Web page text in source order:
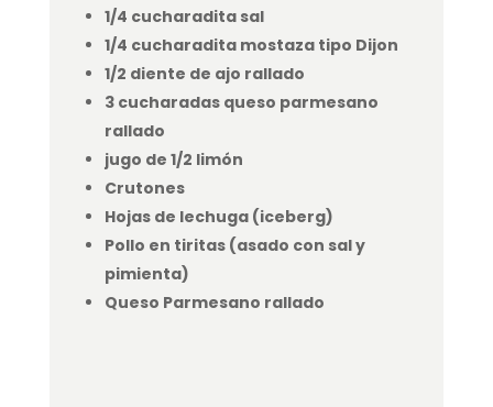
1/4 cucharadita sal
1/4 cucharadita mostaza tipo Dijon
1/2 diente de ajo rallado
3 cucharadas queso parmesano
rallado
jugo de 1/2 limón
Crutones
Hojas de lechuga (iceberg)
Pollo en tiritas (asado con sal y
pimienta)
Queso Parmesano rallado